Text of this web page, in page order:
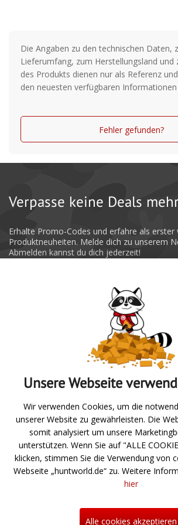
Die Angaben zu den technischen Daten,
Lieferumfang, zum Herstellungsland und
des Produkts dienen nur als Referenz
den neuesten verfügbaren
Fehler gefunden?
Verpasse keine Deals
Erhalte Promo-Codes und erfahre als erster
Produktneuheiten. Melde dich zu unserem
Abmelden kannst du dich jederzeit!
Absenden
Angeln
Jagd- und Schießsport
Über uns
Unsere Webseite
Wir verwenden Cookies, um die
unserer Website zu gewährleisten. Die
somit analysiert um unsere
unterstützen. Wenn Sie auf "ALLE
klicken, stimmen Sie die Verwendung von
Webseite „huntworld.de“ zu. Weitere
hier
Alle cookies akzeptieren